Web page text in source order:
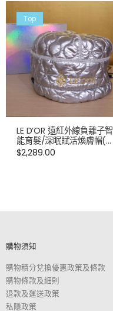
Top
LE D’OR 遠紅外線負離子智
能育髮/深眠賦活煥膚帽(送
睡自眠面膜100ML,價值
$1099)
$2,289.00
購物須知
購物積分兌換優惠政策及條款
購物條款及細則
退款及運送政策
私隱政策